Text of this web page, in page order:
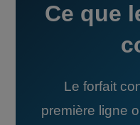
Ce que
Le forfait
première ligne